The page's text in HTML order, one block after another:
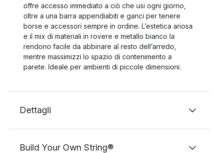
offre accesso immediato a ciò che usi ogni giorno,
oltre a una barra appendiabiti e ganci per tenere
borse e accessori sempre in ordine. L’estetica ariosa
e il mix di materiali in rovere e metallo bianco la
rendono facile da abbinare al resto dell’arredo,
mentre massimizzi lo spazio di contenimento a
parete. Ideale per ambienti di piccole dimensioni.
Dettagli
Build Your Own String®